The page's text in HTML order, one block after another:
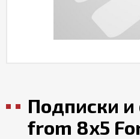
Подписки и
from 8x5